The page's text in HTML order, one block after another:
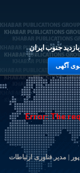
آگهی
Error: The
| مدیر فناوری ارتباطات